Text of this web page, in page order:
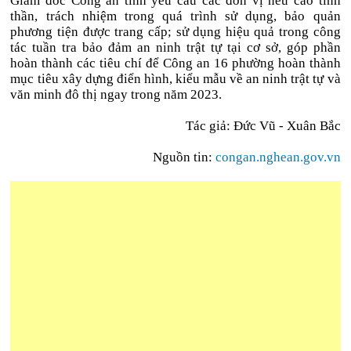
thần, trách nhiệm trong quá trình sử dụng, bảo quản
phương tiện được trang cấp; sử dụng hiệu quả trong công
tác tuần tra bảo đảm an ninh trật tự tại cơ sở, góp phần
hoàn thành các tiêu chí để Công an 16 phường hoàn thành
mục tiêu xây dựng điển hình, kiểu mẫu về an ninh trật tự và
văn minh đô thị ngay trong năm 2023.
Tác giả: Đức Vũ - Xuân Bắc
Nguồn tin: congan.nghean.gov.vn